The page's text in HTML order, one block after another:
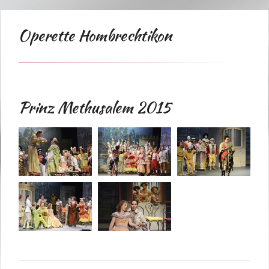
Operette Hombrechtikon
Prinz Methusalem 2015